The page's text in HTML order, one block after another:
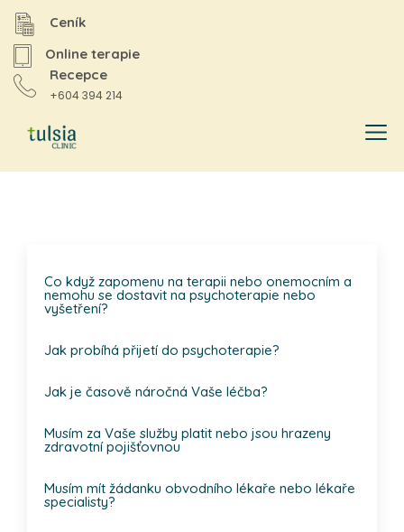
Ceník
Online terapie
Recepce
+604 394 214
Co když zapomenu na terapii nebo onemocním a
nemohu se dostavit na psychoterapie nebo
vyšetření?
Jak probíhá přijetí do psychoterapie?
Jak je časově náročná Vaše léčba?
Musím za Vaše služby platit nebo jsou hrazeny
zdravotní pojišťovnou
Musím mít žádanku obvodního lékaře nebo lékaře
specialisty?